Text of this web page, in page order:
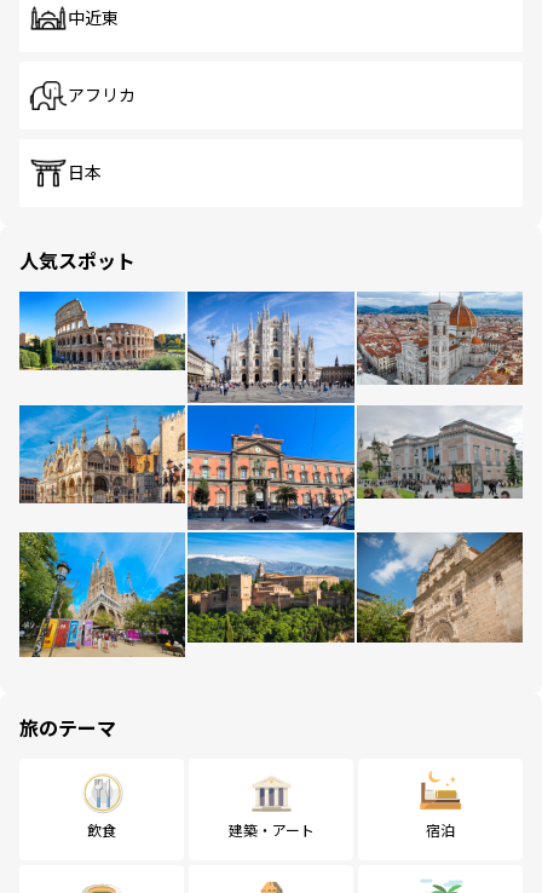
中近東
アフリカ
日本
人気スポット
旅のテーマ
飲食 建築・アート 宿泊